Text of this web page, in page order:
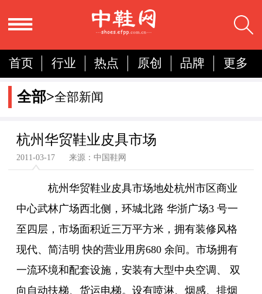
首页 行业 热点 原创 品牌
更多
国内
国际
分析
全部>全部新闻
杭州华贸鞋业皮具市场
2011-03-17 来源：中国鞋网
杭州华贸鞋业皮具市场地处杭州市区商业
中心武林广场西北侧，环城北路 华浙广场3 号一
至四层，市场面积近三万平方米，拥有装修风格
现代、简洁明 快的营业用房680 余间。市场拥有
一流环境和配套设施，安装有大型中央空调、 双
向自动扶梯、货运电梯。设有喷淋、烟感、排烟